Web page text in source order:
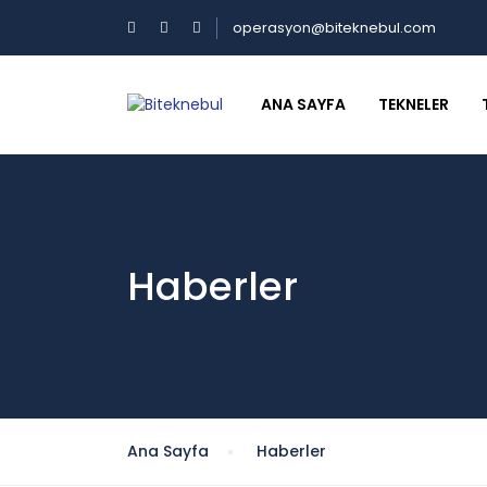
operasyon@biteknebul.com
ANA SAYFA TEKNELER
Haberler
Ana Sayfa Haberler